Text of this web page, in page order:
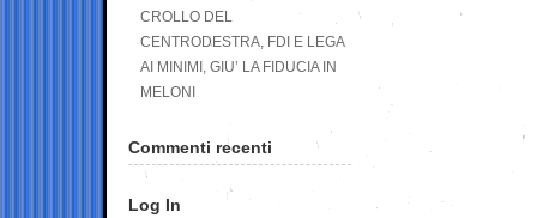
CROLLO DEL
CENTRODESTRA, FDI E LEGA
AI MINIMI, GIU’ LA FIDUCIA IN
MELONI
Commenti recenti
Log In